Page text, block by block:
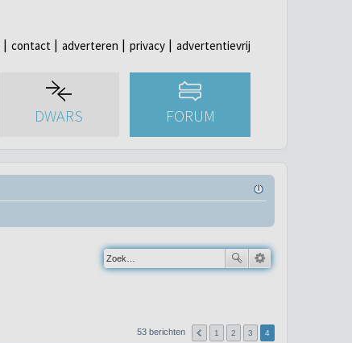
contact adverteren privacy advertentievrij
DWARS FORUM
53 berichten 1 2 3 4